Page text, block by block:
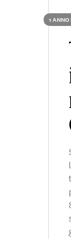
1 ANNO